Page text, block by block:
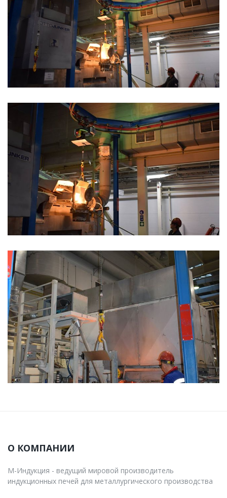
О КОМПАНИИ
М-Индукция - ведущий мировой производитель
индукционных печей для металлургического производства